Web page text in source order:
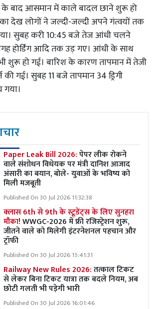
बाद आसमान में काले बादल छाने शुरू हो
देख लोगों ने जल्दी-जल्दी अपने गंत्वयों तक
सुबह करी 10:45 बजे तेज आंधी चलने
होर्डिंग आदि तक उड़ गए। आंधी के साथ
शुरू हो गई। बारिश के कारण तापमान में तेजी
गई। सुबह 11 बजे तापमान 34 ड्रिगी
Paper Leak Bill 2026:पेपर लीक रोकने
वाले संशोधन विधेयक पर मंत्री दानिश आजाद
अंसारी का बयान, बोले- युवाओं के भविष्य को
मिली मजबूती
Published On 30 Jul 2026 11:32:38
क्लास 6th से 9th के स्टूडेंट्स के लिए सुनहरा
मौका!WWGC-2026 में फ्री रजिस्ट्रेशन शुरू,
जीतने वाले को मिलेगी इंटरनेशनल पहचान और
ट्रॉफी
Published On 30 Jul 2026 15:41:31
Railway New Rules 2026:तत्काल टिकट
से लेकर बिना टिकट यात्रा तक बदले नियम, अब
छोटी गलती भी पड़ेगी भारी
Published On 30 Jul 2026 16:01:46